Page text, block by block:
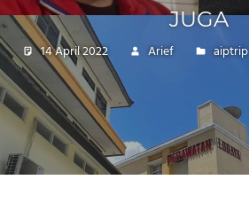
JUGA
14 April 2022 Arief aiptrip